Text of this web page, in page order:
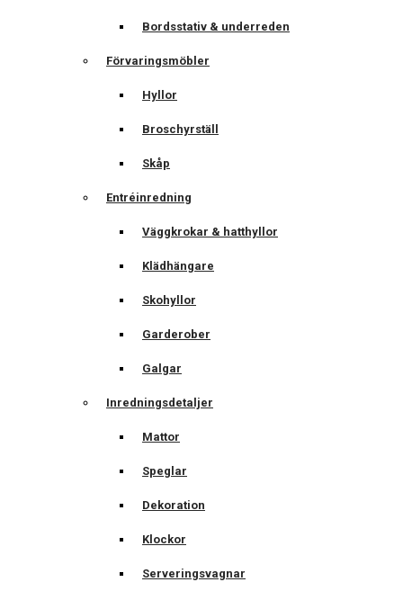
Bordsstativ & underreden
Förvaringsmöbler
Hyllor
Broschyrställ
Skåp
Entréinredning
Väggkrokar & hatthyllor
Klädhängare
Skohyllor
Garderober
Galgar
Inredningsdetaljer
Mattor
Speglar
Dekoration
Klockor
Serveringsvagnar